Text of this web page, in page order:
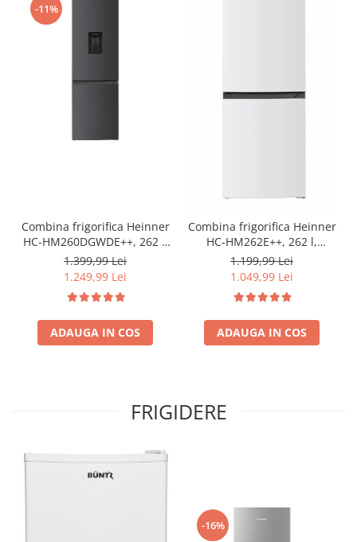
-11%
Combina frigorifica Heinner
HC-HM260DGWDE++, 262 l,
Clasa E, Dozator de apa,
Control electronic cu
cm, Gri antracit texturat
1.399,99 Lei
1.249,99 Lei
ADAUGA IN COS
Combina frigorifica Heinner
HC-HM262E++, 262 l,
Control electronic,
Iluminare LED, Usi
cm, Alb
1.199,99 Lei
1.049,99 Lei
ADAUGA IN COS
FRIGIDERE
-16%